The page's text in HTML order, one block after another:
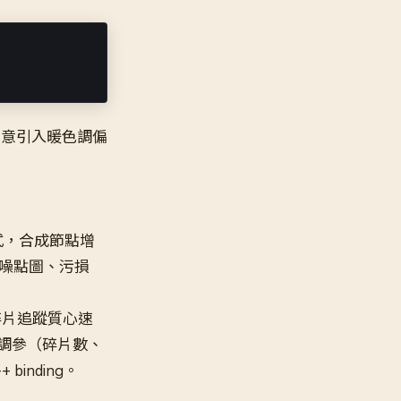
引入暖色調偏
合成節點增
點圖、污損
追蹤質心速
參（碎片數、
binding。